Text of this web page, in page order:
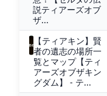
説ティアーズオブ
ザ...
【ティアキン】賢
者の遺志の場所一
覧とマップ【ティ
アーズオブザキン
グダム】 - テ...